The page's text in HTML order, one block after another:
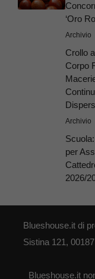
‘Oro
Archivio
Crollo
Corpo
Archivio
per
2026/
Blueshouse.it di
Sistina 121,
Blueshouse.it